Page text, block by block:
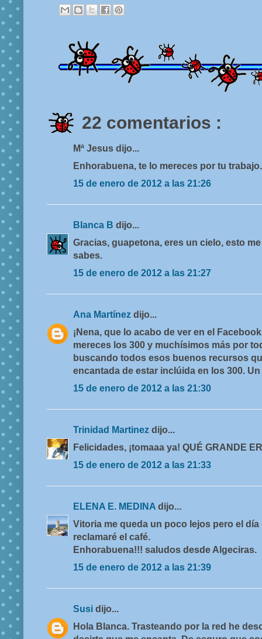
22 comentarios :
Mª Jesus dijo...
Enhorabuena, te lo mereces por tu
15 de enero de 2012 a las 21:26
Blanca B dijo...
Gracias, guapetona, eres un cielo, esto
sabes.
15 de enero de 2012 a las 21:27
Ana Martínez dijo...
¡Nena, que lo acabo de ver en el
mereces los 300 y muchísimos más por
buscando todos esos buenos recursos
encantada de estar inclúida en los 300.
15 de enero de 2012 a las 21:30
Trinidad Martinez dijo...
Felicidades, ¡tomaaa ya! QUÉ GRANDE
15 de enero de 2012 a las 21:33
ELENA E. MEDINA dijo...
Vitoria me queda un poco lejos pero el
reclamaré el café.
Enhorabuena!!! saludos desde Algeciras.
15 de enero de 2012 a las 21:39
Susi dijo...
Hola Blanca. Trasteando por la red he